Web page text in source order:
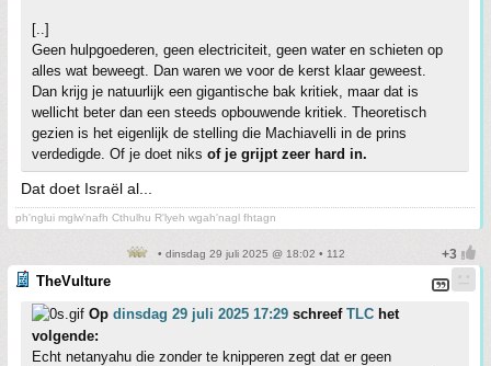
[..]
Geen hulpgoederen, geen electriciteit, geen water en schieten op
alles wat beweegt. Dan waren we voor de kerst klaar geweest.
Dan krijg je natuurlijk een gigantische bak kritiek, maar dat is
wellicht beter dan een steeds opbouwende kritiek. Theoretisch
gezien is het eigenlijk de stelling die Machiavelli in de prins
verdedigde. Of je doet niks of je grijpt zeer hard in.
Dat doet Israël al...
ph'nglui mglw'nafh Cthulhu R'lyeh wgah'nagl fhtagn
• dinsdag 29 juli 2025 @ 18:02 • 112
TheVulture
Op dinsdag 29 juli 2025 17:29 schreef TLC het
volgende:
Echt netanyahu die zonder te knipperen zegt dat er geen